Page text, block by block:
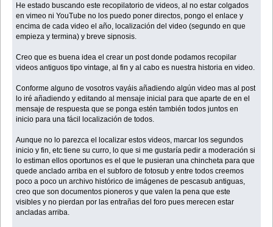
He estado buscando este recopilatorio de videos, al no estar colgados
en vimeo ni YouTube no los puedo poner directos, pongo el enlace y
encima de cada video el año, localización del video (segundo en que
empieza y termina) y breve sipnosis.
Creo que es buena idea el crear un post donde podamos recopilar
videos antiguos tipo vintage, al fin y al cabo es nuestra historia en video.
Conforme alguno de vosotros vayáis añadiendo algún video mas al post
lo iré añadiendo y editando al mensaje inicial para que aparte de en el
mensaje de respuesta que se ponga estén también todos juntos en
inicio para una fácil localización de todos.
Aunque no lo parezca el localizar estos videos, marcar los segundos
inicio y fin, etc tiene su curro, lo que si me gustaría pedir a moderación si
lo estiman ellos oportunos es el que le pusieran una chincheta para que
quede anclado arriba en el subforo de fotosub y entre todos creemos
poco a poco un archivo histórico de imágenes de pescasub antiguas,
creo que son documentos pioneros y que valen la pena que este
visibles y no pierdan por las entrañas del foro pues merecen estar
ancladas arriba.